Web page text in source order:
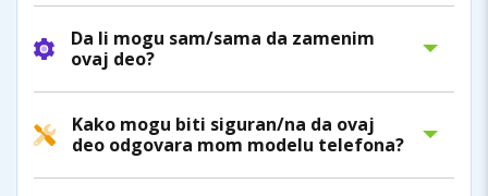
Da li mogu sam/sama da zamenim
ovaj deo?
Kako mogu biti siguran/na da ovaj
deo odgovara mom modelu telefona?